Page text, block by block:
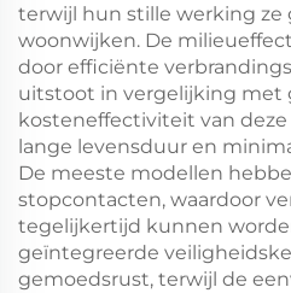
terwijl hun stille werking ze
woonwijken. De
door efficiënte
uitstoot in vergelijking met
kosteneffectiviteit van
lange levensduur en
De meeste modellen
stopcontacten, waardoor
tegelijkertijd kunnen
geïntegreerde
gemoedsrust, terwijl de